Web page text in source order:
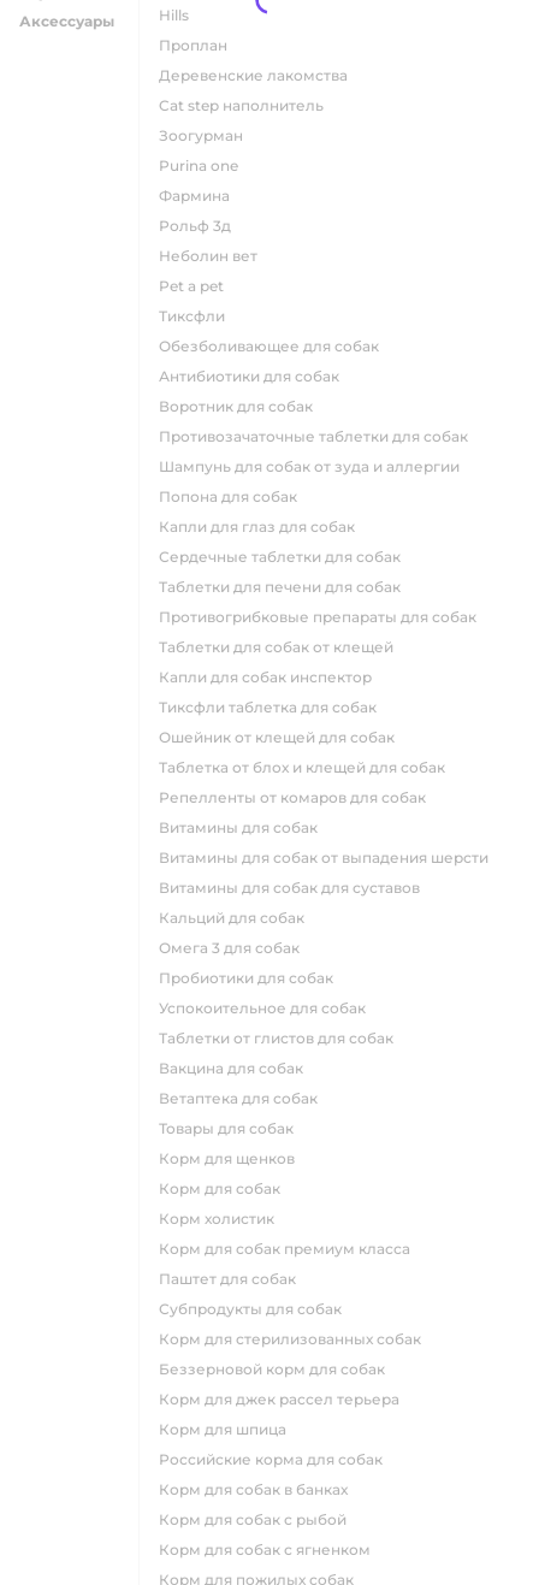
Аксессуары
hills
проплан
деревенские лакомства
cat step наполнитель
зоогурман
purina one
фармина
рольф 3д
неболин вет
pet a pet
тиксфли
обезболивающее для собак
антибиотики для собак
воротник для собак
противозачаточные таблетки для собак
шампунь для собак от зуда и аллергии
попона для собак
капли для глаз для собак
сердечные таблетки для собак
таблетки для печени для собак
противогрибковые препараты для собак
таблетки для собак от клещей
капли для собак инспектор
тиксфли таблетка для собак
ошейник от клещей для собак
таблетка от блох и клещей для собак
репелленты от комаров для собак
витамины для собак
витамины для собак от выпадения шерсти
витамины для собак для суставов
кальций для собак
омега 3 для собак
пробиотики для собак
успокоительное для собак
таблетки от глистов для собак
вакцина для собак
ветаптека для собак
товары для собак
корм для щенков
корм для собак
корм холистик
корм для собак премиум класса
паштет для собак
субпродукты для собак
корм для стерилизованных собак
беззерновой корм для собак
корм для джек рассел терьера
корм для шпица
российские корма для собак
корм для собак в банках
корм для собак с рыбой
корм для собак с ягненком
корм для пожилых собак